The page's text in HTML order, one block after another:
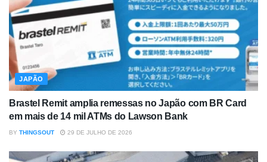
JAPÃO
Brastel Remit amplia remessas no Japão com BR Card
em mais de 14 mil ATMs do Lawson Bank
BY THINGSOUT 29 DE JULHO DE 2026